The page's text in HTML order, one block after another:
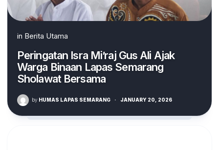
in Berita Utama
Peringatan Isra Mi’raj Gus Ali Ajak
Warga Binaan Lapas Semarang
Sholawat Bersama
by HUMAS LAPAS SEMARANG · JANUARY 20, 2026